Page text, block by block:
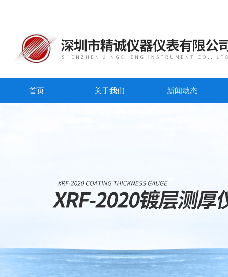
首页 关于我们 新闻动态